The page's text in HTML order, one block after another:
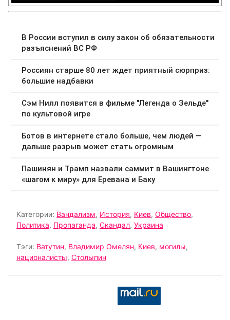
Категории: Вандализм, История, Киев, Общество,
Политика, Пропаганда, Скандал, Украина
Тэги: Ватутин, Владимир Омелян, Киев, могилы,
националисты, Столыпин